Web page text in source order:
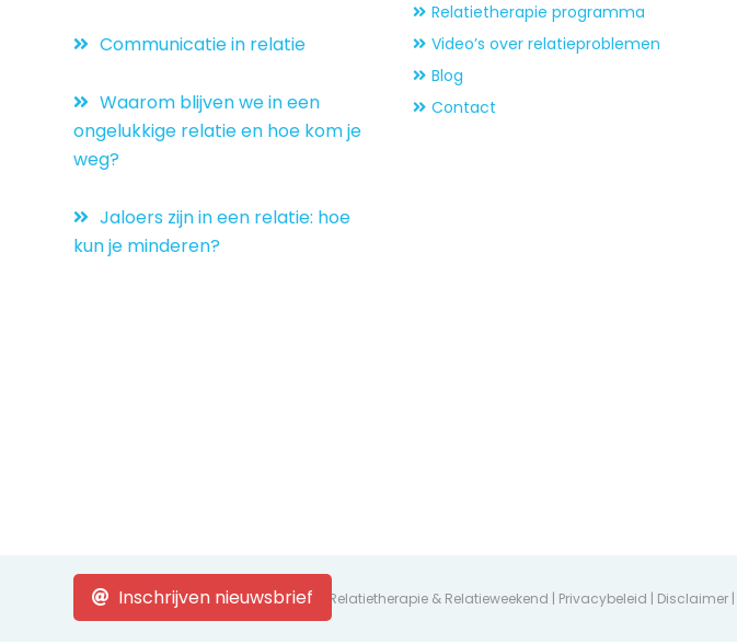
Communicatie in relatie
Waarom blijven we in een
ongelukkige relatie en hoe kom je
weg?
Jaloers zijn in een relatie: hoe
kun je minderen?
Relatietherapie programma
Video’s over relatieproblemen
Blog
Contact
Inschrijven nieuwsbrief
© 2026 Relatievakantie - Relatietherapie & Relatieweekend | Privacybeleid | Disclaimer |